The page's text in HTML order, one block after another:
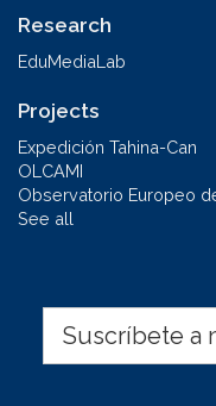
Research
EduMediaLab
Projects
Expedición Tahina-Can
OLCAMI
Observatorio Europeo
See all
Suscríbete a